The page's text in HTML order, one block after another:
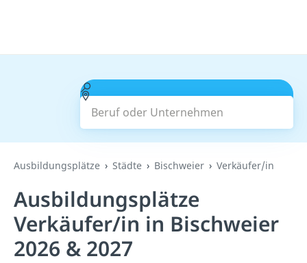
Beruf oder Unternehmen
Suchen
Ausbildungsplätze Städte Bischweier Verkäufer/in
Ausbildungsplätze
Verkäufer/in in Bischweier
2026 & 2027